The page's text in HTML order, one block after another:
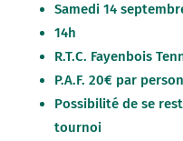
Samedi 14
14h
R.T.C. Fayenbois
P.A.F. 20€ par
Possibilité de se
tournoi